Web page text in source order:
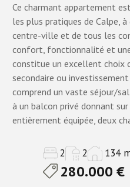
Ce charmant appartement
les plus pratiques de Calpe,
centre-ville et de tous les
confort, fonctionnalité et
constitue un excellent choix
secondaire ou
comprend un vaste séjour/
à un balcon privé donnant sur
entièrement équipée, deux
2 2 134
280.000 €